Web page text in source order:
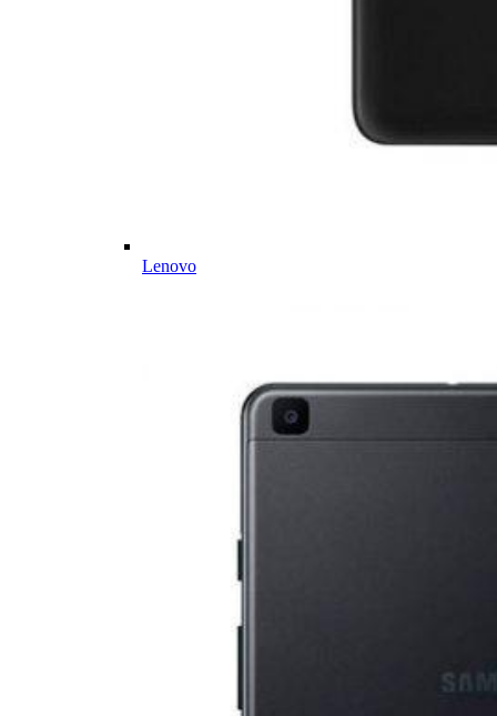
Lenovo